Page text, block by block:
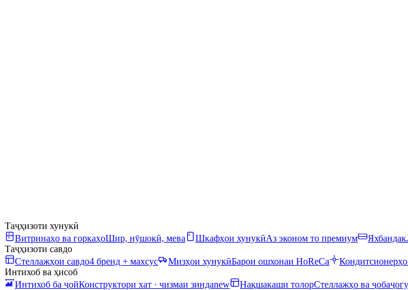
Таҷҳизоти хунукӣ
Витринаҳо ва горкаҳоШир, нӯшокӣ, мева Шкафҳои хунукӣАз эконом то премиум Яхбандак
Таҷҳизоти савдо
Стеллажҳои савдо4 бренд + махсус Мизҳои хунукӣБарои ошхонаи HoReCa Кондитсионерҳо
Интихоб ва ҳисоб
Интихоб ба ҷойКонструктори хат · чизмаи зиндаnew Нақшакаши толорСтеллажҳо ва